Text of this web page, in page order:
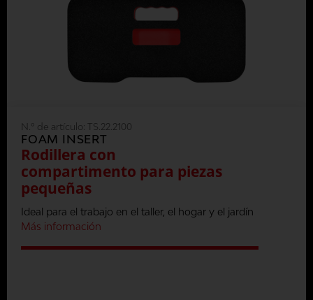
N.º de artículo: TS.22.2100
FOAM INSERT
Rodillera con
compartimento para piezas
pequeñas
Ideal para el trabajo en el taller, el hogar y el jardín
Más información